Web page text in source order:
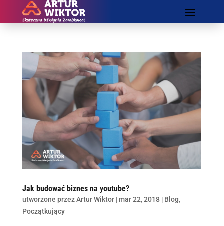
Jak budować biznes na youtube?
utworzone przezArtur Wiktor|mar 22, 2018| Blog,
Początkujący